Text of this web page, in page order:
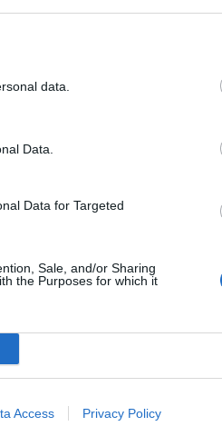
data.
Data.
Data for Targeted
Sale, and/or Sharing
the Purposes for which it
Access Privacy Policy
μας, προσφέροντας
ανάγκες τους».
που
micro LED. Χάρη στην
αναλογία και το
λεπτό προφίλ
υπαίθριες
συγκεκριμένου
ακόμα και σε
και της κορυφαίας
«The Wall for Virtual
χρήσης, ενώ το «The
το Atlantis The Royal